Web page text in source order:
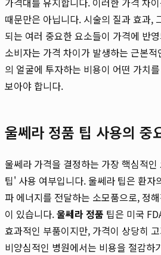
때문만은 아닙니다. 시술의 질과 효과,
되는 여러 중요한 요소들이 가격에 반
소비자는 가격 차이가 발생하는 근본
의 얼굴에 투자하는 비용이 어떤 가치
보아야 합니다.
울쎄라 정품 팁 사용의 중
울쎄라 가격을 결정하는 가장 핵심적
팁' 사용 여부입니다. 울쎄라 팁은 환자
파 에너지를 전달하는 소모품으로, 정
이 있습니다.울쎄라 정품 팁은 미국
효과적인 부품이지만, 가격이 상당히
비양심적인 병원에서는 비용을 절감하